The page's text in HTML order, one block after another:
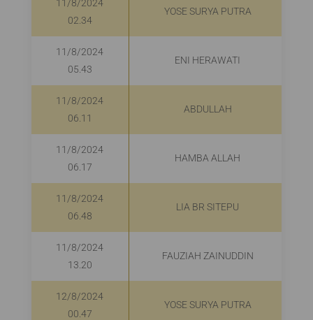
11/8/2024
02.34
YOSE SURYA PUTRA
11/8/2024
05.43
ENI HERAWATI
11/8/2024
06.11
ABDULLAH
11/8/2024
06.17
HAMBA ALLAH
11/8/2024
06.48
LIA BR SITEPU
11/8/2024
13.20
FAUZIAH ZAINUDDIN
12/8/2024
00.47
YOSE SURYA PUTRA